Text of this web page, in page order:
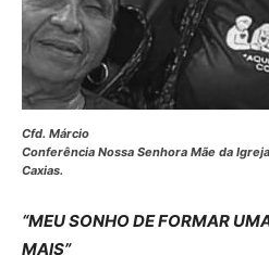
Cfd. Márcio
Conferência Nossa Senhora Mãe da
Caxias.
“MEU SONHO DEFORMAR
MAIS”